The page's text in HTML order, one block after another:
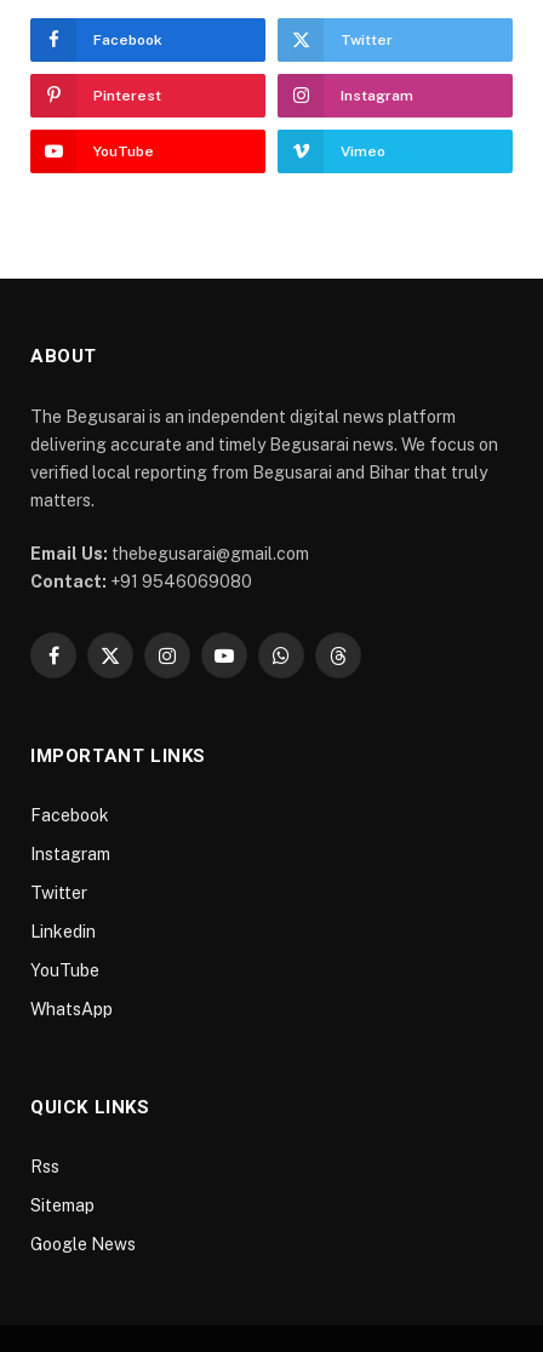
Facebook Twitter
Pinterest Instagram
YouTube Vimeo
ABOUT
The Begusarai is an independent digital news platform
delivering accurate and timely Begusarai news. We focus on
verified local reporting from Begusarai and Bihar that truly
matters.
Email Us: thebegusarai@gmail.com
Contact: +91 9546069080
Facebook
X
InstagramYouTubeWhatsAppThreads
IMPORTANT LINKS
Facebook
Instagram
Twitter
Linkedin
YouTube
WhatsApp
QUICK LINKS
Rss
Sitemap
Google News